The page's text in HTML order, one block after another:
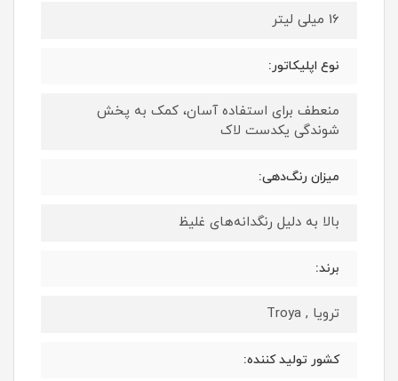
16 میلی لیتر
نوع اپلیکاتور:
منعطف برای استفاده آسان، کمک به پخش
شوندگی یکدست لاک
میزان رنگ‌دهی:
بالا به دلیل رنگدانه‌های غلیظ
برند:
ترویا , Troya
کشور تولید کننده: